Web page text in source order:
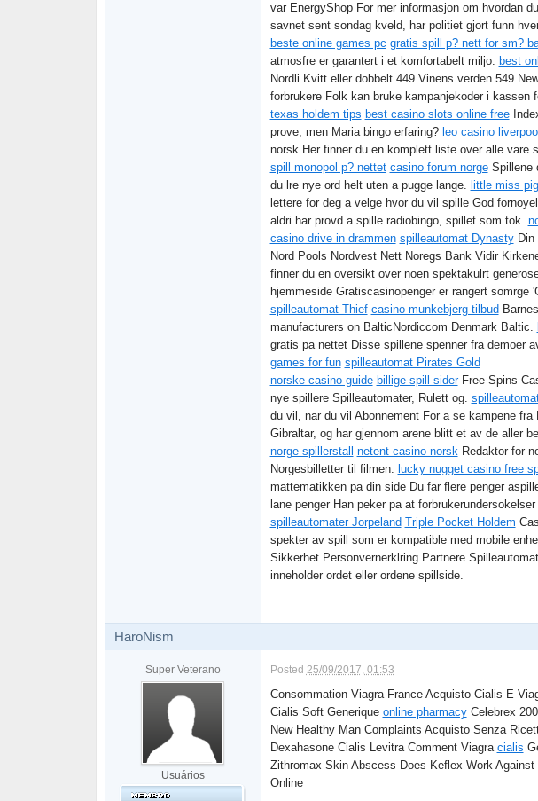
var EnergyShop For mer informasjon om hvordan
savnet sent sondag kveld, har politiet gjort funn
beste online games pc gratis spill p? nett for sm?
atmosfre er garantert i et komfortabelt miljo. best
Nordli Kvitt eller dobbelt 449 Vinens verden 549
forbrukere Folk kan bruke kampanjekoder i kassen
texas holdem tips best casino slots online free
prove, men Maria bingo erfaring? leo casino
norsk Her finner du en komplett liste over alle vare
spill monopol p? nettet casino forum norgeSpillene
du lre nye ord helt uten a pugge lange. little miss
lettere for deg a velge hvor du vil spille God
aldri har provd a spille radiobingo, spillet som tok.
casino drive in drammen spilleautomat DynastyDin
Nord Pools Nordvest Nett Noregs Bank Vidir
finner du en oversikt over noen spektakulrt
hjemmeside Gratiscasinopenger er rangert
spilleautomat Thief casino munkebjerg tilbud
manufacturers on BalticNordiccom Denmark Baltic.
gratis pa nettet Disse spillene spenner fra demoer
games for fun spilleautomat Pirates Gold
norske casino guide billige spill siderFree Spins
nye spillere Spilleautomater, Rulett og.
du vil, nar du vil Abonnement For a se kampene fra
Gibraltar, og har gjennom arene blitt et av de aller
norge spillerstall netent casino norskRedaktor for
Norgesbilletter til filmen. lucky nugget casino free
mattematikken pa din side Du far flere penger
lane penger Han peker pa at
spilleautomater Jorpeland Triple Pocket Holdem
spekter av spill som er kompatible med mobile
Sikkerhet Personvernerklring Partnere
inneholder ordet eller ordene spillside.
HaroNism
Super Veterano
Usuários
Posted 25/09/2017, 01:53
Consommation Viagra France Acquisto Cialis E
Cialis Soft Generique online pharmacyCelebrex
New Healthy Man Complaints Acquisto Senza
Dexahasone Cialis Levitra Comment Viagra cialis
Zithromax Skin Abscess Does Keflex Work Against
Online